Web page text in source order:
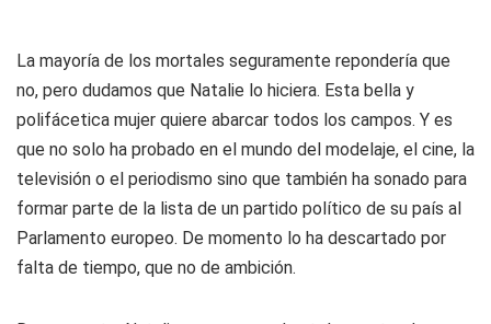
La mayoría de los mortales seguramente repondería que
no, pero dudamos que Natalie lo hiciera. Esta bella y
polifácetica mujer quiere abarcar todos los campos. Y es
que no solo ha probado en el mundo del modelaje, el cine, la
televisión o el periodismo sino que también ha sonado para
formar parte de la lista de un partido político de su país al
Parlamento europeo. De momento lo ha descartado por
falta de tiempo, que no de ambición.